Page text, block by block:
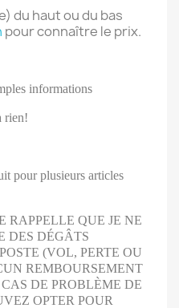
du haut ou du bas
pour connaître le prix.
informations
rien!
pour plusieurs articles
RAPPELLE QUE JE NE
DES DÉGÂTS
(VOL, PERTE OU
REMBOURSEMENT
DE PROBLÈME DE
OPTER POUR